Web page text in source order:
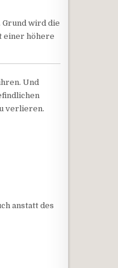
Grund wird die
einer höhere
Und
verlieren.
anstatt des